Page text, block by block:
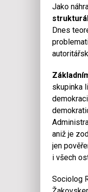
Jako
Dnes
skupinka
aniž je
jen
i všech
Sociolog